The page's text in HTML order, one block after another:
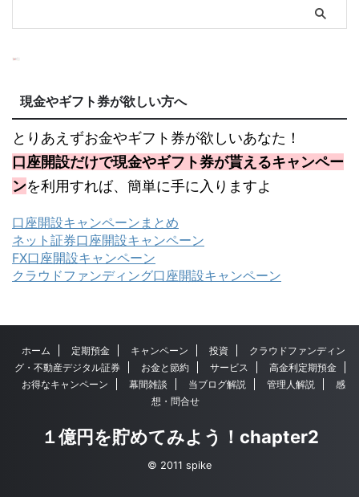
現金やギフト券が欲しい方へ
とりあえずお金やギフト券が欲しいあなた！
口座開設だけで現金やギフト券が貰えるキャンペー
ンを利用すれば、簡単に手に入りますよ
口座開設キャンペーンまとめ
ネット証券口座開設キャンペーン
FX口座開設キャンペーン
クラウドファンディング口座開設キャンペーン
ホーム 定期預金 キャンペーン 投資
クラウドファンディン
グ・不動産デジタル証券
お金と節約 サービス
高金利定期預金
お得なキャンペーン
幕間雑談 当ブログ解説 管理人解説
感
想・問合せ
１億円を貯めてみよう！chapter2
© 2011 spike